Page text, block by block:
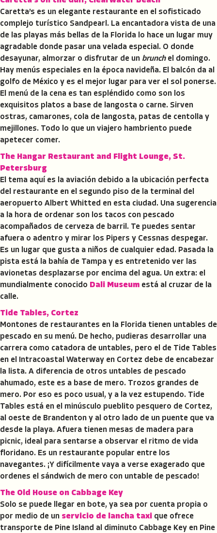
Caretta’s es un elegante restaurante en el sofisticado
complejo turístico Sandpearl. La encantadora vista de una
de las playas más bellas de la Florida lo hace un lugar muy
agradable donde pasar una velada especial. O donde
desayunar, almorzar o disfrutar de un brunchel domingo.
Hay menús especiales en la época navideña. El balcón da al
golfo de México y es el mejor lugar para ver el sol ponerse.
El menú de la cena es tan espléndido como son los
exquisitos platos a base de langosta o carne. Sirven
ostras, camarones, cola de langosta, patas de centolla y
mejillones. Todo lo que un viajero hambriento puede
apetecer comer.
The Hangar Restaurant and Flight Lounge, St.
Petersburg
El tema aquí es la aviación debido a la ubicación perfecta
del restaurante en el segundo piso de la terminal del
aeropuerto Albert Whitted en esta ciudad. Una sugerencia
a la hora de ordenar son los tacos con pescado
acompañados de cerveza de barril. Te puedes sentar
afuera o adentro y mirar los Pipers y Cessnas despegar.
Es un lugar que gusta a niños de cualquier edad. Pasada la
pista está la bahía de Tampa y es entretenido ver las
avionetas desplazarse por encima del agua. Un extra: el
mundialmente conocido Dali Museum está al cruzar de la
calle.
Tide Tables, Cortez
Montones de restaurantes en la Florida tienen untables de
pescado en su menú. De hecho, pudieras desarrollar una
carrera como catadora de untables, pero el de Tide Tables
en el Intracoastal Waterway en Cortez debe de encabezar
la lista. A diferencia de otros untables de pescado
ahumado, este es a base de mero. Trozos grandes de
mero. Por eso es poco usual, y a la vez estupendo. Tide
Tables está en el minúsculo pueblito pesquero de Cortez,
al oeste de Brandenton y al otro lado de un puente que va
desde la playa. Afuera tienen mesas de madera para
picnic, ideal para sentarse a observar el ritmo de vida
floridano. Es un restaurante popular entre los
navegantes. ¡Y difícilmente vaya a verse exagerado que
ordenes el sándwich de mero con untable de pescado!
The Old House on Cabbage Key
Solo se puede llegar en bote, ya sea por cuenta propia o
por medio de un servicio de lancha taxi que ofrece
transporte de Pine Island al diminuto Cabbage Key en Pine